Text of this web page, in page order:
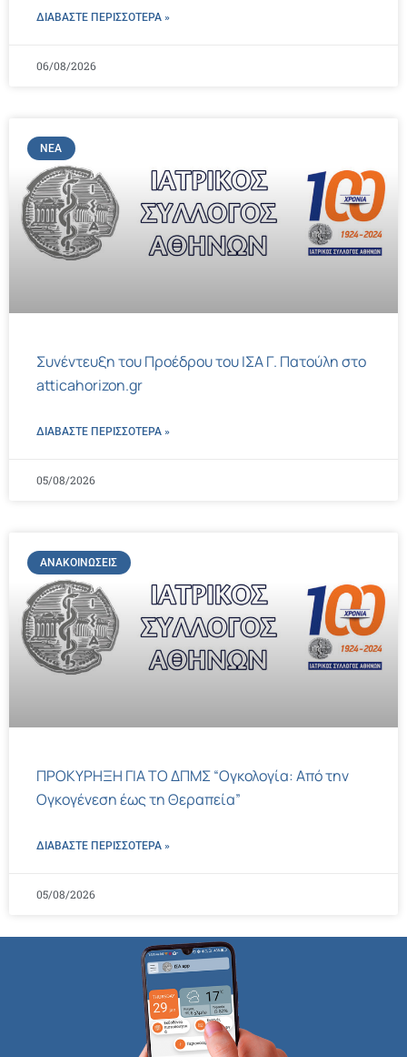
ΔΙΑΒΑΣΤΕ ΠΕΡΙΣΣΌΤΕΡΑ »
06/08/2026
ΝΈΑ
Συνέντευξη του Προέδρου του ΙΣΑ Γ. Πατούλη στο
atticahorizon.gr
ΔΙΑΒΑΣΤΕ ΠΕΡΙΣΣΌΤΕΡΑ »
05/08/2026
ΑΝΑΚΟΙΝΏΣΕΙΣ
ΠΡΟΚΥΡΗΞΗ ΓΙΑ ΤΟ ΔΠΜΣ “Ογκολογία: Από την
Ογκογένεση έως τη Θεραπεία”
ΔΙΑΒΑΣΤΕ ΠΕΡΙΣΣΌΤΕΡΑ »
05/08/2026